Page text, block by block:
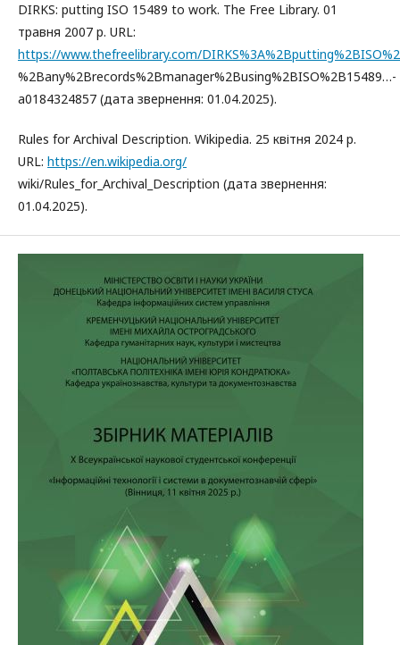
DIRKS: putting ISO 15489 to work. The Free Library. 01
травня 2007 р. URL:
https://www.thefreelibrary.com/
%2Bany%2Brecords%2Bmanager%2Busing%2BISO%2B15489…-
a0184324857 (дата звернення: 01.04.2025).
Rules for Archival Description. Wikipedia. 25 квітня 2024 р.
URL: https://en.wikipedia.org/
wiki/Rules_for_Archival_Description (дата звернення:
01.04.2025).